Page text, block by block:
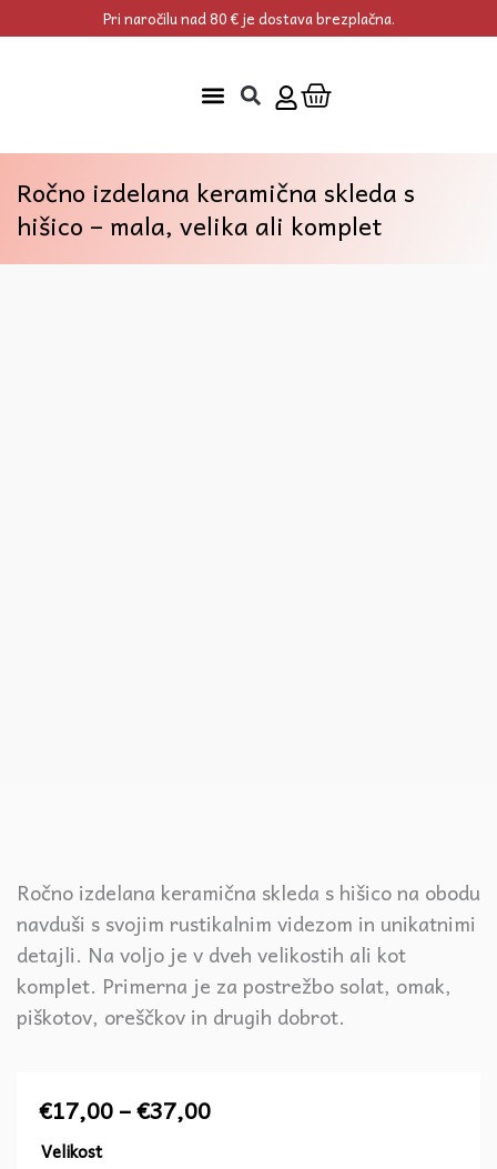
to
Pri naročilu nad 80 € je dostava brezplačna.
Cart
Ročno izdelana keramična skleda s
hišico – mala, velika ali komplet
Ročno izdelana keramična skleda s hišico na obodu
navduši s svojim rustikalnim videzom in unikatnimi
detajli. Na voljo je v dveh velikostih ali kot
komplet. Primerna je za postrežbo solat, omak,
piškotov, oreščkov in drugih dobrot.
€17,00–€37,00Cenovni
Velikost
Ročno